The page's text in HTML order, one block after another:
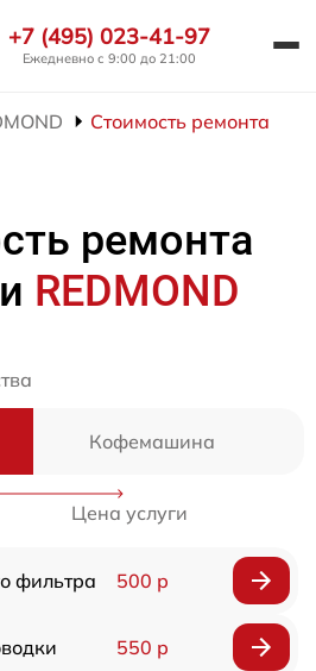
+7 (495) 023-41-97
Ежедневно с 9:00 до 21:00
Стоимость ремонта
ремонта
REDMOND
Кофемашина
Цена услуги
фильтра 500 р
550 р